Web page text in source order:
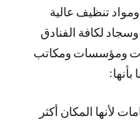
تنظيف عالية
لكافة الفنادق
ومؤسسات ومكاتب
لأنها المكان أكثر